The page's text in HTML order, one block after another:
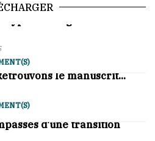
le manuscrit...
d'une transition